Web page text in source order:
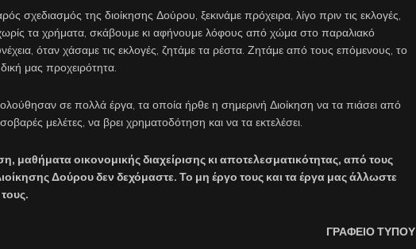
σχεδιασμός της διοίκησης Δούρου, ξεκινάμε πρόχειρα, λίγο πριν τις εκλογές,
χωρίς τα χρήματα, σκάβουμε κι αφήνουμε λόφους από χώμα στο παραλιακό
όταν χάσαμε τις εκλογές, ζητάμε τα ρέστα. Ζητάμε από τους επόμενους, το
μας προχειρότητα.
σε πολλά έργα, τα οποία ήρθε η σημερινή Διοίκηση να τα πιάσει από
μελέτες, να βρει χρηματοδότηση και να τα εκτελέσει.
μαθήματα οικονομικής διαχείρισης κι αποτελεσματικότητας, από τους
Δούρου δεν δεχόμαστε. Το μη έργο τους και τα έργα μας άλλωστε
ΓΡΑΦΕΙΟ ΤΥΠΟΥ